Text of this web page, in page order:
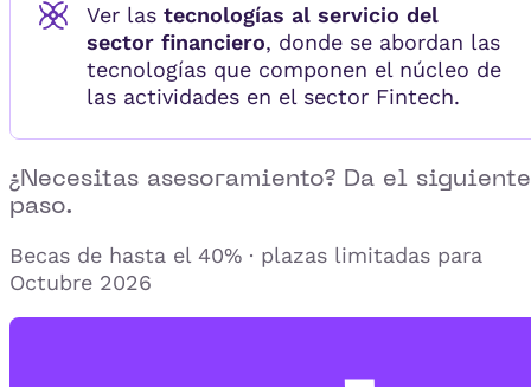
Ver las tecnologías al servicio del
sector financiero, donde se abordan las
tecnologías que componen el núcleo de
las actividades en el sector Fintech.
¿Necesitas asesoramiento? Da el siguiente
paso.
Becas de hasta el 40% · plazas limitadas para
Octubre 2026